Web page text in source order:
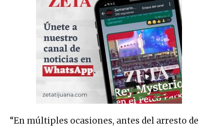
“En múltiples ocasiones, antes del arresto de